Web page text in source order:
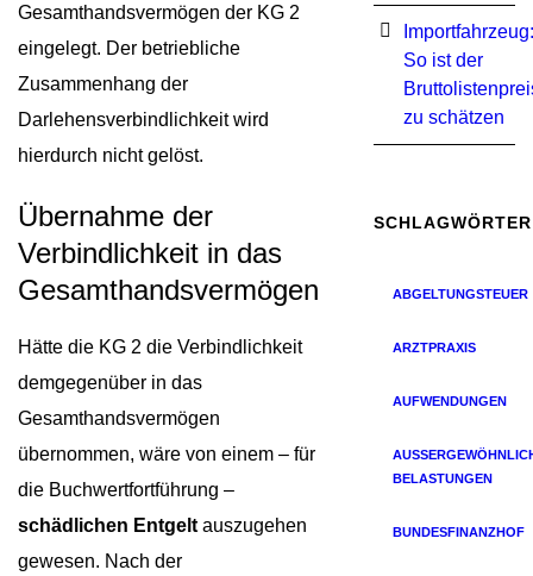
Gesamthandsvermögen der KG 2
eingelegt. Der betriebliche
Zusammenhang der
Darlehensverbindlichkeit wird
hierdurch nicht gelöst.
Übernahme der
Verbindlichkeit in das
Gesamthandsvermögen
Hätte die KG 2 die Verbindlichkeit
demgegenüber in das
Gesamthandsvermögen
übernommen, wäre von einem – für
die Buchwertfortführung –
schädlichen Entgelt auszugehen
gewesen. Nach der
Importfahrzeug:
So ist der
zu schätzen
SCHLAGWÖRTER
ABGELTUNGSTEUER
ARZTPRAXIS
AUFWENDUNGEN
ELASTUNGEN
BUNDESFINANZHOF